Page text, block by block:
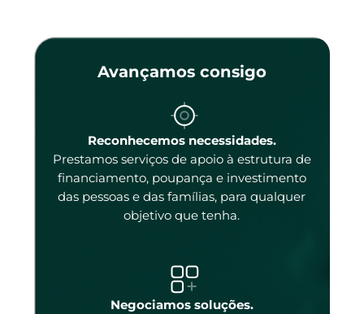
Avançamos consigo
Reconhecemos necessidades.
Prestamos serviços de apoio à estrutura de
financiamento, poupança e investimento
das pessoas e das famílias, para qualquer
objetivo que tenha.
Negociamos soluções.